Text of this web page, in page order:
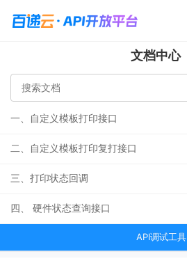
文档中心
一、自定义模板打印接口
二、自定义模板打印复打接口
三、打印状态回调
四、 硬件状态查询接口
API调试工具